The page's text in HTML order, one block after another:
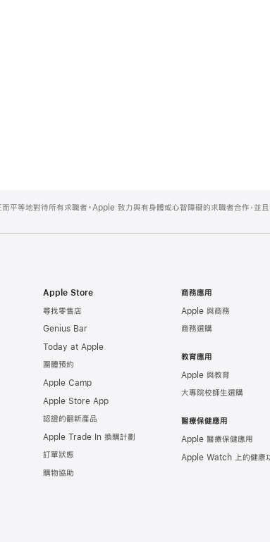
平等地對待所有求職者。Apple 致力與有身體或心智障礙的求職者合作，並且
Apple Store
尋找零售店
Genius Bar
Today at Apple
團體預約
Apple Camp
Apple Store App
認證的翻新產品
Apple Trade In 換購計劃
訂單狀態
購物協助
商務應用
Apple 與商務
商務選購
教育應用
Apple 與教育
大專院校師生選購
醫療保健應用
Apple 醫療保健應用
Apple Watch 上的健康